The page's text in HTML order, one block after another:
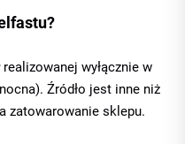
realizowanej wyłącznie w
Źródło jest inne niż
zatowarowanie sklepu.